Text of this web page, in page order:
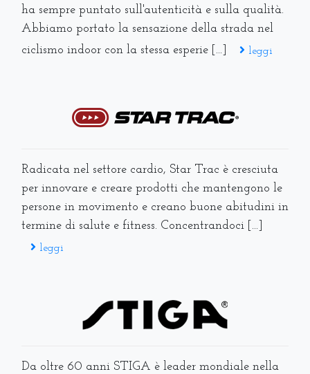
ha sempre puntato sull'autenticità e sulla qualità.
Abbiamo portato la sensazione della strada nel
ciclismo indoor con la stessa esperie [...]
leggi
Radicata nel settore cardio, Star Trac è cresciuta
per innovare e creare prodotti che mantengono le
persone in movimento e creano buone abitudini in
termine di salute e fitness. Concentrandoci [...]
leggi
Da oltre 60 anni STIGA è leader mondiale nella